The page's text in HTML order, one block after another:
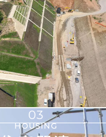
03
HOUSING